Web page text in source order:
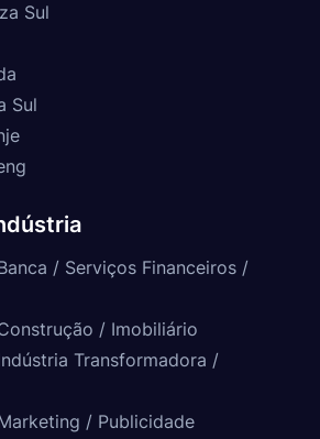
Sul
Sul
/ Serviços Financeiros /
/ Imobiliário
Transformadora /
/ Publicidade